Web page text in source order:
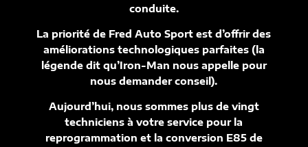
conduite.
La priorité de Fred Auto Sport est d’offrir des
améliorations technologiques parfaites (la
légende dit qu’Iron-Man nous appelle pour
nous demander conseil).
Aujourd’hui, nous sommes plus de vingt
techniciens à votre service pour la
reprogrammation et la conversion E85 de